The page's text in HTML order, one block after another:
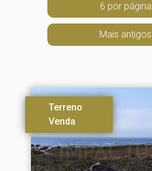
6 por página
Mais antigos
Terreno
Venda